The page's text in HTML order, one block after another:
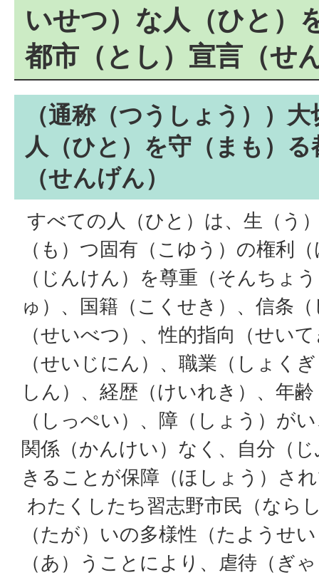
いせつ）な人（ひと）
都市（とし）宣言（せ
（通称（つうしょう））
人（ひと）を守（まも）
（せんげん）
すべての人（ひと）は、生（う
（も）つ固有（こゆう）の権利
（じんけん）を尊重（そんちょ
ゅ）、国籍（こくせき）、信条
（せいべつ）、性的指向（せい
（せいじにん）、職業（しょく
しん）、経歴（けいれき）、年
（しっぺい）、障（しょう）が
関係（かんけい）なく、自分（
きることが保障（ほしょう）さ
わたくしたち習志野市民（なら
（たが）いの多様性（たようせ
（あ）うことにより、虐待（ぎ